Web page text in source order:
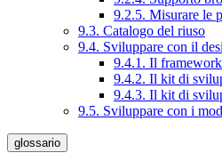
9.2.5. Misurare le
9.3. Catalogo del riuso
9.4. Sviluppare con il
9.4.1. Il
9.4.2. Il kit di
9.4.3. Il kit di
9.5. Sviluppare con i
glossario